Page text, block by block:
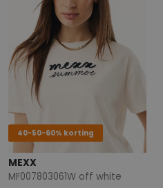
40-50-60% korting
MEXX
MF007803061W off white